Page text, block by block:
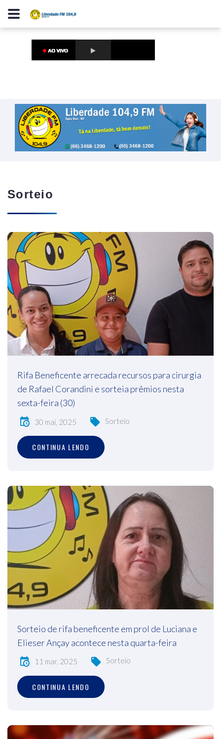
Sorteio
Rifa Beneficente arrecada recursos para cirurgia
de Rafael Corandini e sorteia prêmios nesta
sexta-feira (30)
30 mai, 2025 Sorteio
CONTINUA LENDO
Sorteio de rifa beneficente em prol de Luciana e
Elieser Ançay acontece nesta quarta-feira
11 mar, 2025 Sorteio
CONTINUA LENDO